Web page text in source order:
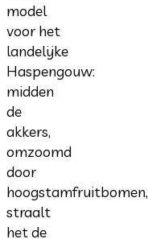
model
voor het
landelijke
Haspengouw:
midden
de
akkers,
omzoomd
door
hoogstamfruitbomen,
straalt
het de